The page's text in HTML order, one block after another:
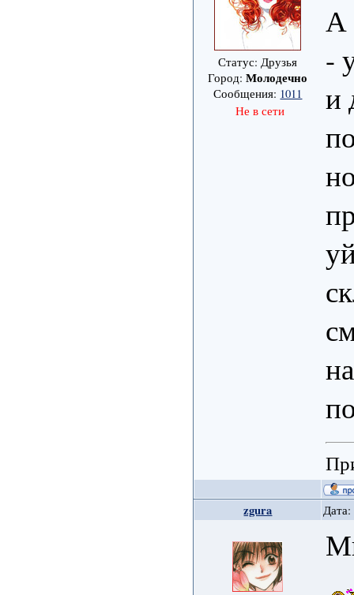
Статус: Друзья
Город:Молодечно
Сообщения: 1011
Не в сети
А
-
и
zgura